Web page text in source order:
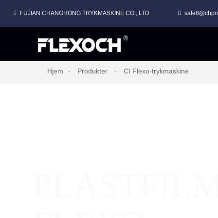
FUJIAN CHANGHONG TRYKMASKINE CO., LTD
Hjem Produkter CI Flexo-trykmaskine